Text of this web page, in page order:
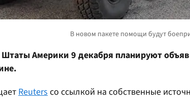
Америки 9 декабря планируют
Reuters со ссылкой на собственные